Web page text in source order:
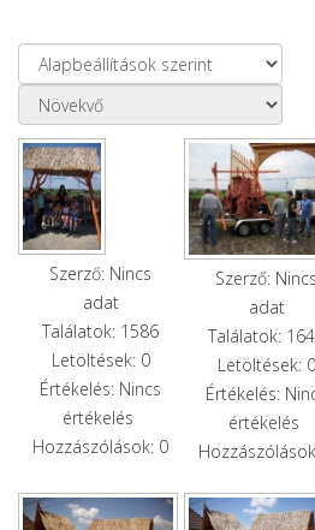
Szerző: Nincs
adat
Találatok: 1586
Letöltések: 0
Értékelés: Nincs
értékelés
Hozzászólások: 0
Szerző: Nincs
adat
Találatok:
Letöltések: 0
Értékelés:
értékelés